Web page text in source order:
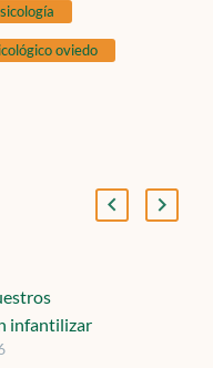
oviedo
infantilizar